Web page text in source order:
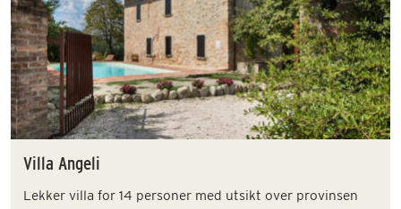
Villa Angeli
Lekker villa for 14 personer med utsikt over provinsen